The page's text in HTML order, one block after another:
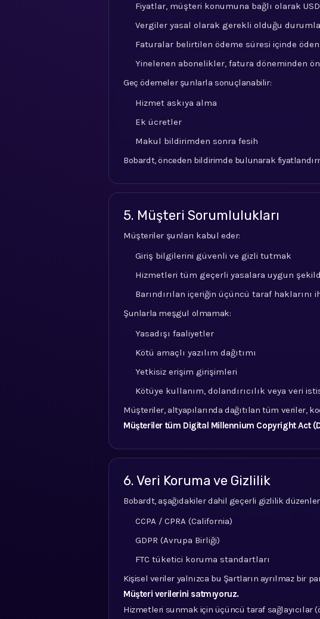
Fiyatlar, müşteri konumuna bağlı olarak
Vergiler yasal olarak gerekli olduğu
Faturalar belirtilen ödeme süresi içinde
Yinelenen abonelikler, fatura döneminden
Geç ödemeler şunlarla sonuçlanabilir:
Hizmet askıya alma
Ek ücretler
Makul bildirimden sonra fesih
Bobardt, önceden bildirimde bulunarak
5. Müşteri Sorumlulukları
Müşteriler şunları kabul eder:
Giriş bilgilerini güvenli ve gizli tutmak
Hizmetleri tüm geçerli yasalara uygun
Barındırılan içeriğin üçüncü taraf
Şunlarla meşgul olmamak:
Yasadışı faaliyetler
Kötü amaçlı yazılım dağıtımı
Yetkisiz erişim girişimleri
Kötüye kullanım, dolandırıcılık veya veri
Müşteriler, altyapılarında dağıtılan tüm veriler,
Müşteriler tüm Digital Millennium Copyright Act
6. Veri Koruma ve Gizlilik
Bobardt, aşağıdakiler dahil geçerli gizlilik
CCPA / CPRA (California)
GDPR (Avrupa Birliği)
FTC tüketici koruma standartları
Kişisel veriler yalnızca bu Şartların ayrılmaz bir
Müşteri verilerini satmıyoruz.
Hizmetleri sunmak için üçüncü taraf sağlayıcılar